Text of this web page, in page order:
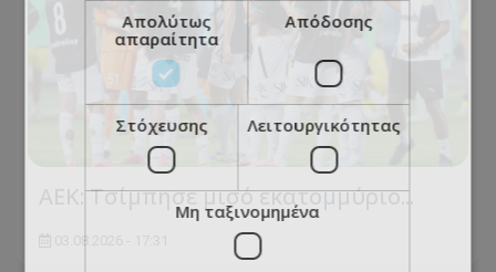
ΑΕΚ: Τσίμπησε μισό εκατομμύριο...
Απολύτως
απαραίτητα
Απόδοσης
Στόχευσης Λειτουργικότητας
Μη ταξινομημένα